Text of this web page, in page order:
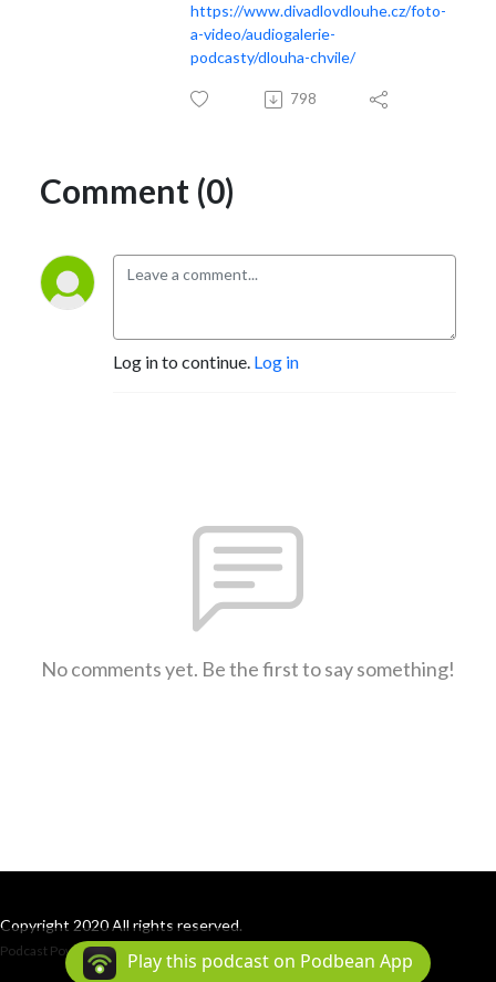
https://www.divadlovdlouhe.cz/foto-
a-video/audiogalerie-
podcasty/dlouha-chvile/
798
Comment (0)
Log in to continue. Log in
No comments yet. Be the first to say something!
Copyright 2020 All rights reserved.
Podcast Powered By Podbean
Play this podcast on Podbean App